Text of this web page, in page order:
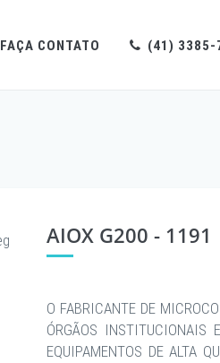
FAÇA CONTATO (41) 3385-
AIOX G200 - 1191
O FABRICANTE DE
ÓRGÃOS INSTITUCIONAIS
EQUIPAMENTOS DE ALTA